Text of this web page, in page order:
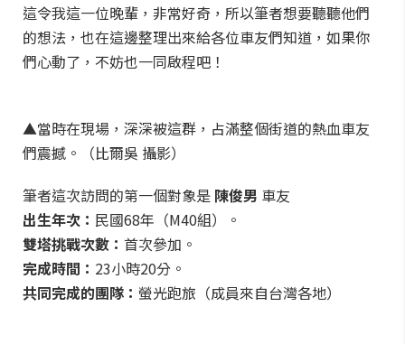
這令我這一位晚輩，非常好奇，所以筆者想要聽聽他們
的想法，也在這邊整理出來給各位車友們知道，如果你
們心動了，不妨也一同啟程吧！
▲當時在現場，深深被這群，占滿整個街道的熱血車友
們震撼。（比爾吳 攝影）
筆者這次訪問的第一個對象是 陳俊男 車友
出生年次： 民國68年（M40組）。
雙塔挑戰次數： 首次參加。
完成時間： 23小時20分。
共同完成的團隊： 螢光跑旅（成員來自台灣各地）